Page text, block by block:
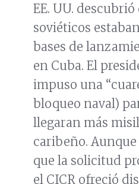
EE. UU. descubrió
soviéticos
bases de
en Cuba. El
impuso una
bloqueo naval)
llegaran más
caribeño.
que la solicitud
el CICR ofreció